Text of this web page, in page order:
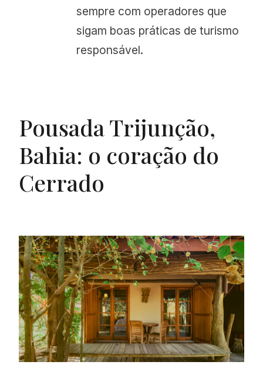
sempre com operadores que
sigam boas práticas de turismo
responsável.
Pousada Trijunção,
Bahia: o coração do
Cerrado